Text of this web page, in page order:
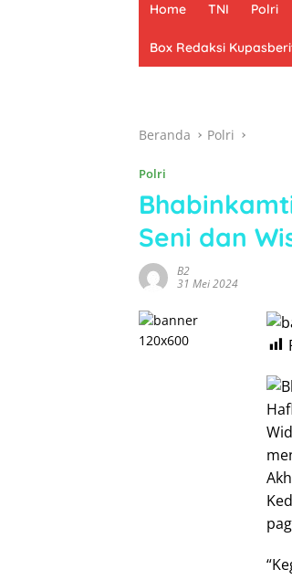
Home TNI Polri
Box Redaksi
Beranda Polri
Polri
Seni dan
B2
31 Mei 2024